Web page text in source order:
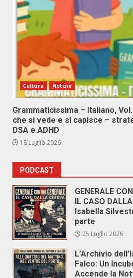
Cultura Notizie
Grammaticissima – Italiano,
che si vede e si capisce –
DSA e ADHD
18 Luglio 2026
PODCAST
GENERALE
IL CASO
Isabella
parte
25 Luglio 2026
L’Archivio
Falco: Un
Accende la